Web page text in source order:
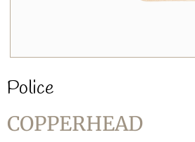
Police
COPPERHEAD